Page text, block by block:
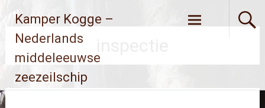
naarKamper Kogge –
Nederlands
middeleeuwse
zeezeilschip